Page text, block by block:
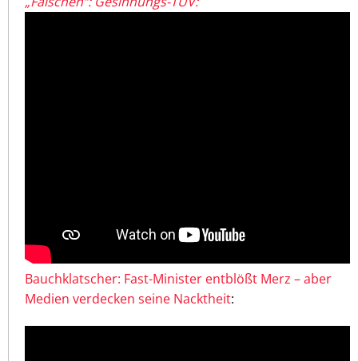
Bauchklatscher: Fast-Minister entblößt Merz – aber
Medien verdecken seine Nacktheit: